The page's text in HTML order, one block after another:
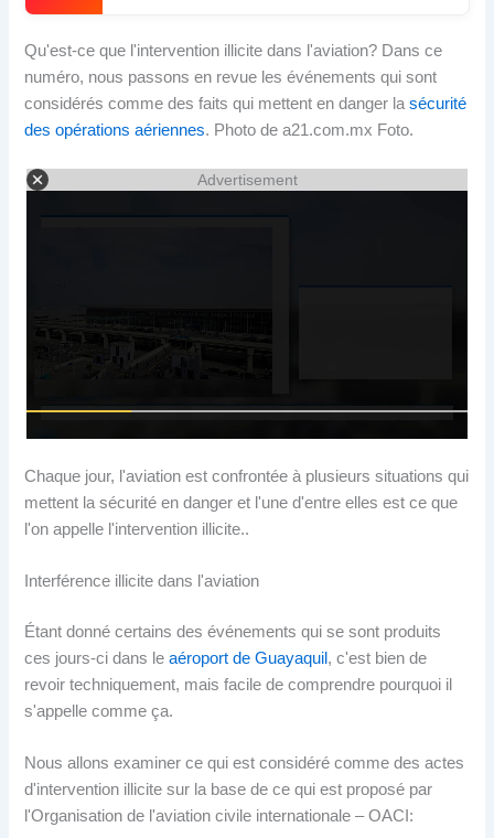
Qu'est-ce que l'intervention illicite dans l'aviation? Dans ce
numéro, nous passons en revue les événements qui sont
considérés comme des faits qui mettent en danger lasécurité
des opérations aériennes. Photo de a21.com.mx Foto.
Advertisement
Chaque jour, l'aviation est confrontée à plusieurs situations qui
mettent la sécurité en danger et l'une d'entre elles est ce que
l'on appelle l'intervention illicite..
Interférence illicite dans l'aviation
Étant donné certains des événements qui se sont produits
ces jours-ci dans leaéroport de Guayaquil , c'est bien de
revoir techniquement, mais facile de comprendre pourquoi il
s'appelle comme ça.
Nous allons examiner ce qui est considéré comme des actes
d'intervention illicite sur la base de ce qui est proposé par
l'Organisation de l'aviation civile internationale – OACI: